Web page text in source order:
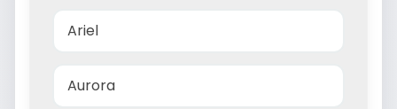
Ariel
Aurora